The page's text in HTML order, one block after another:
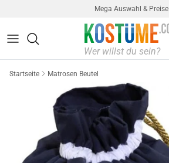
Mega Auswahl & Preise
Startseite Matrosen Beutel